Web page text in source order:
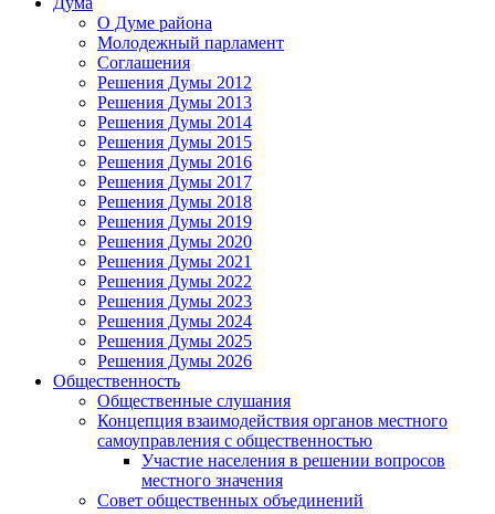
О Думе района
Молодежный парламент
Соглашения
Решения Думы 2012
Решения Думы 2013
Решения Думы 2014
Решения Думы 2015
Решения Думы 2016
Решения Думы 2017
Решения Думы 2018
Решения Думы 2019
Решения Думы 2020
Решения Думы 2021
Решения Думы 2022
Решения Думы 2023
Решения Думы 2024
Решения Думы 2025
Решения Думы 2026
Общественность
Общественные слушания
Концепция взаимодействия органов местного
самоуправления с общественностью
Участие населения в решении вопросов
местного значения
Совет общественных объединений